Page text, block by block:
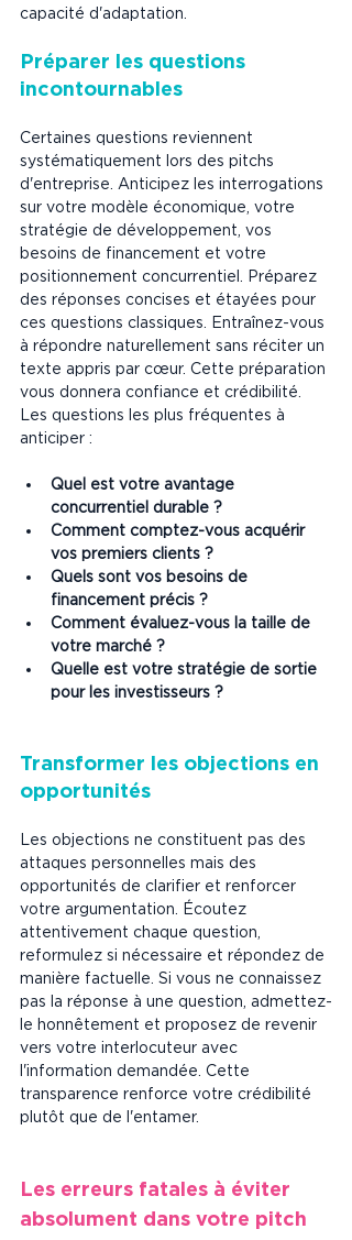
capacité d'adaptation.
Préparer les questions
incontournables
Certaines questions reviennent
systématiquement lors des pitchs
d'entreprise. Anticipez les interrogations
sur votre modèle économique, votre
stratégie de développement, vos
besoins de financement et votre
positionnement concurrentiel. Préparez
des réponses concises et étayées pour
ces questions classiques. Entraînez-vous
à répondre naturellement sans réciter un
texte appris par cœur. Cette préparation
vous donnera confiance et crédibilité.
Les questions les plus fréquentes à
anticiper :
Quel est votre avantage
concurrentiel durable ?
Comment comptez-vous acquérir
vos premiers clients ?
Quels sont vos besoins de
financement précis ?
Comment évaluez-vous la taille de
votre marché ?
Quelle est votre stratégie de sortie
pour les investisseurs ?
Transformer les objections en
opportunités
Les objections ne constituent pas des
attaques personnelles mais des
opportunités de clarifier et renforcer
votre argumentation. Écoutez
attentivement chaque question,
reformulez si nécessaire et répondez de
manière factuelle. Si vous ne connaissez
pas la réponse à une question, admettez-
le honnêtement et proposez de revenir
vers votre interlocuteur avec
l'information demandée. Cette
transparence renforce votre crédibilité
plutôt que de l'entamer.
Les erreurs fatales à éviter
absolument dans votre pitch